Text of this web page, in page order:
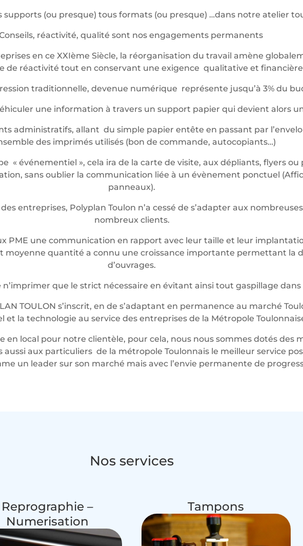
(ou presque) tous formats (ou presque) …dans notre atelier
réactivité, qualité sont nos engagements permanents
en ce XXIème Siècle, la réorganisation du travail amène
de réactivité tout en conservant une exigence qualitative et
traditionnelle, devenue numérique représente jusqu’à 3% du
une information à travers un support papier qui devient alors
administratifs, allant du simple papier entête en passant par
des imprimés utilisés (bon de commande, autocopiants…)
« événementiel », cela ira de la carte de visite, aux dépliants, flyers
sans oublier la communication liée à un évènement ponctuel
panneaux).
entreprises, Polyplan Toulon n’a cessé de s’adapter aux
nombreux clients.
PME une communication en rapport avec leur taille et leur
moyenne quantité a connu une croissance importante permettant la
d’ouvrages.
que le strict nécessaire en évitant ainsi tout gaspillage
TOULON s’inscrit, en de s’adaptant en permanence au marché
et la technologie au service des entreprises de la Métropole
en local pour notre clientèle, pour cela, nous nous sommes dotés des
aux particuliers de la métropole Toulonnais le meilleur service
un leader sur son marché mais avec l’envie permanente de
Nos services
Reprographie –
Numerisation
Tampons